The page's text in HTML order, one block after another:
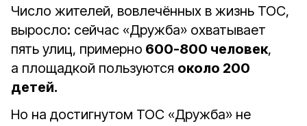
Число жителей, вовлечённых в жизнь ТОС,
выросло: сейчас «Дружба» охватывает
пять улиц, примерно 600-800 человек,
а площадкой пользуются около 200
детей.
Но на достигнутом ТОС «Дружба» не